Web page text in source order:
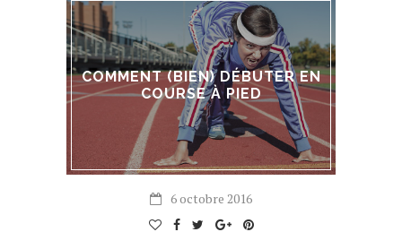
COMMENT (BIEN) DÉBUTER EN
COURSE À PIED
6 octobre 2016